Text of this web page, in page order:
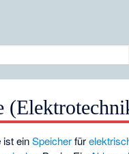
ist einSpeicherfür